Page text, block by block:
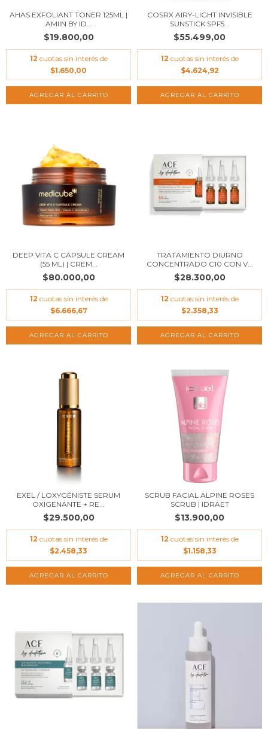
AHAS EXFOLIANT TONER 125ML |
AMIIN BY ID...
$19.800,00
12 cuotas sin interés de
$1.650,00
COSRX AIRY-LIGHT INVISIBLE
SUNSTICK SPF5...
$55.499,00
12 cuotas sin interés de
$4.624,92
DEEP VITA C CAPSULE CREAM
(55 ML) | CREM...
$80.000,00
12 cuotas sin interés de
$6.666,67
TRATAMIENTO DIURNO
CONCENTRADO C10 CON V...
$28.300,00
12 cuotas sin interés de
$2.358,33
EXEL / LOXYGÉNISTE SERUM
OXIGENANTE + RE...
$29.500,00
12 cuotas sin interés de
$2.458,33
SCRUB FACIAL ALPINE ROSES
SCRUB | IDRAET
$13.900,00
12 cuotas sin interés de
$1.158,33